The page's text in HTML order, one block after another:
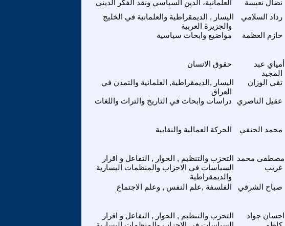
العلمانية، الدين السياسي ونقد الفكر الديني
نضال نعيسة
اليسار , الديمقراطية والعلمانية في الخليج
والجزيرة العربية
رداد السلامي
مواضيع وابحاث سياسية حازم العظمة
حقوق الانسان
أمياي عبد
المجيد
اليسار ,الديمقراطية, العلمانية والتمدن في
العراق
تقي الوزان
دراسات وابحاث في التاريخ والتراث واللغات عقيل الناصري
الحركة العمالية والنقابية محمد الحنفي
التحزب والتنظيم , الحوار , التفاعل و اقرار
السياسات في الاحزاب والمنظمات اليسارية
والديمقراطية
مصطفى محمد
غريب
الفلسفة ,علم النفس , وعلم الاجتماع صباح الشرقي
التحزب والتنظيم , الحوار , التفاعل و اقرار
احسان جواد